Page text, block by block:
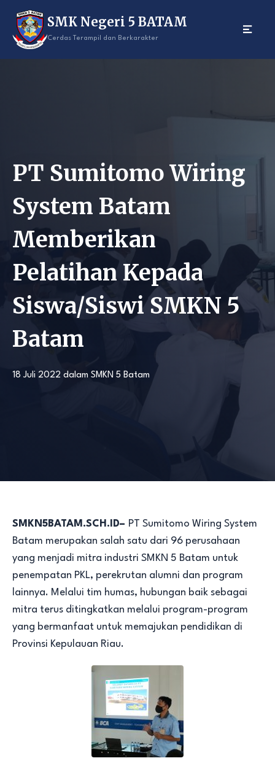
content
SMK Negeri 5 BATAM
Cerdas Terampil dan Berkarakter
PT Sumitomo Wiring
System Batam
Memberikan
Pelatihan Kepada
Siswa/Siswi SMKN 5
Batam
18 Juli 2022 dalam SMKN 5 Batam
SMKN5BATAM.SCH.ID– PT Sumitomo Wiring System
Batam merupakan salah satu dari 96 perusahaan
yang menjadi mitra industri SMKN 5 Batam untuk
penempatan PKL, perekrutan alumni dan program
lainnya. Melalui tim humas, hubungan baik sebagai
mitra terus ditingkatkan melalui program-program
yang bermanfaat untuk memajukan pendidikan di
Provinsi Kepulauan Riau.